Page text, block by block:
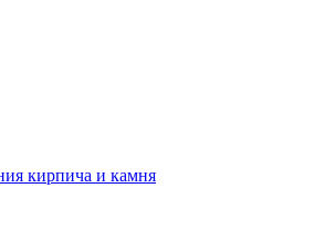
кирпича и камня